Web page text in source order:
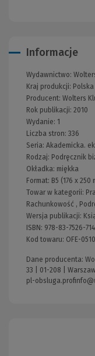
Informacje
Wydawnictwo:
Kraj produkcji: Polska
Producent: Wolters
Rok publikacji: 2010
Wydanie: 1
Liczba stron: 336
Seria: Akademicka.
Rodzaj: Podręcznik
Okładka: miękka
Format: B5 (176 x 250
Towar w kategorii:
Rachunkowość ,
Wersja publikacji:
ISBN: 978-83-7526-
Kod towaru: OFE-
Dane producenta:
33 | 01-208 |
pl-